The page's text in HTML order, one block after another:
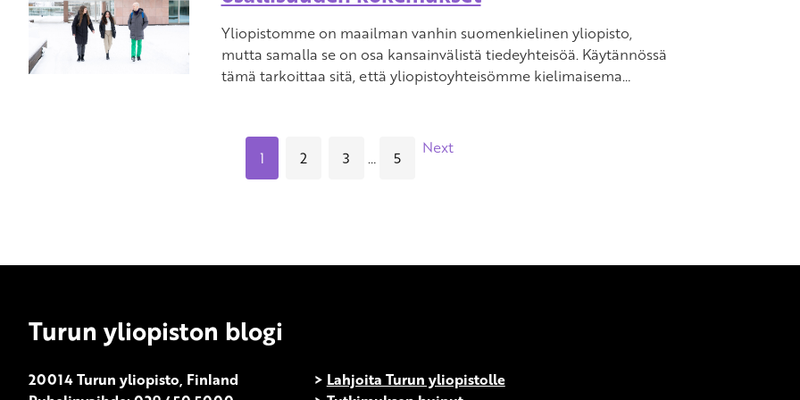
Yliopistomme on maailman vanhin suomenkielinen yliopisto,
mutta samalla se on osa kansainvälistä tiedeyhteisöä. Käytännössä
tämä tarkoittaa sitä, että yliopistoyhteisömme kielimaisema…
1 2 3 … 5 Next
Turun yliopiston blogi
20014 Turun yliopisto, Finland
> Lahjoita Turun yliopistolle